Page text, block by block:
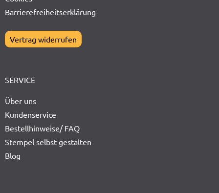
Barrierefreiheitserklärung
Vertrag widerrufen
SERVICE
Über uns
Kundenservice
Bestellhinweise/ FAQ
Stempel selbst gestalten
Blog